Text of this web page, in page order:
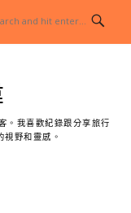
。我喜歡紀錄跟分享旅行
野和靈感。